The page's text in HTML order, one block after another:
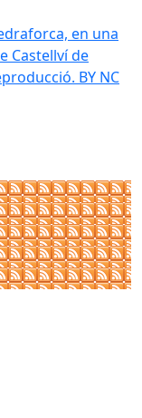
en una
Castellví de
BY NC